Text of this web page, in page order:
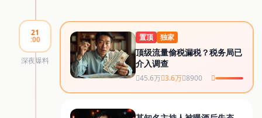
21
:00
深夜爆料
置顶 独家
顶级流量偷税漏税？税务局已
介入调查
45.6万 3.6万 8900